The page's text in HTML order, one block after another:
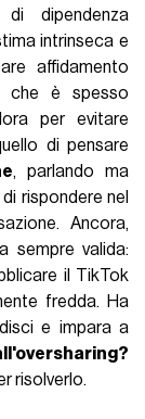
dipendenza
intrinseca e
affidamento
che è spesso
per evitare
di pensare
, parlando ma
rispondere nel
Ancora,
sempre valida:
il TikTok
fredda. Ha
e impara a
risolverlo.